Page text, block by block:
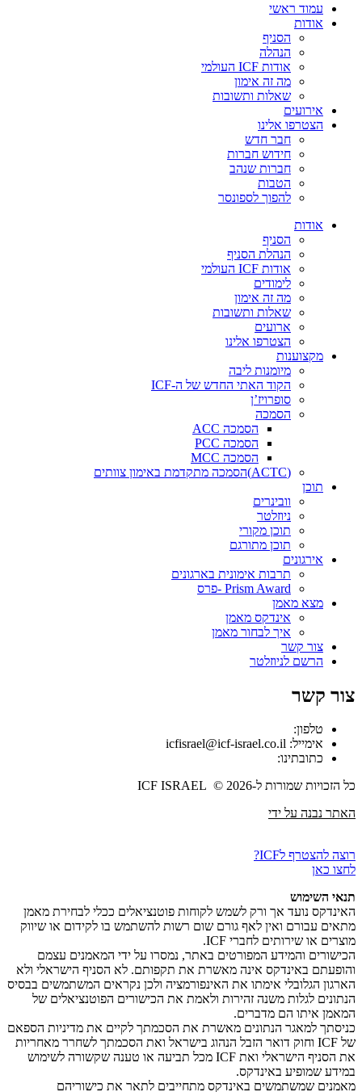
עמוד ראשי
אודות
הסניף
הנהלה
אודות ICF העולמי
מה זה אימון
שאלות ותשובות
אירועים
הצטרפו אלינו
חבר חדש
חידוש חברות
חברות שנהב
הטבות
להפוך לספונסר
אודות
הסניף
הנהלת הסניף
אודות ICF העולמי
לימודים
מה זה אימון
שאלות ותשובות
ארועים
הצטרפו אלינו
מקצוענות
מיומנות ליבה
הקוד האתי החדש של ה-ICF
סופרויז’ן
הסמכה
הסמכה ACC
הסמכה PCC
הסמכה MCC
(ACTC)הסמכה מתקדמת באימון צוותים
תוכן
וובינרים
ניוזלטר
תוכן מקורי
תוכן מתורגם
אירגונים
תרבות אימונית בארגונים
Prism Award -פרס
מצא מאמן
אינדקס מאמן
איך לבחור מאמן
צור קשר
הרשם לניוזלטר
צור קשר
טלפון:
אימייל: icfisrael@icf-israel.co.il
כתובתינו:
כל הזכויות שמורות ל-ICF ISRAEL © 2026
האתר נבנה על ידי
רוצה להצטרף לICF?
לחצו כאן
תנאי השימוש
האינדקס נועד אך ורק לשמש לקוחות פוטנציאלים ככלי לבחירת מאמן
מתאים עבורם ואין לאף גורם שום רשות להשתמש בו לקידום או שיווק
מוצרים או שירותים לחברי ICF.
הכישורים והמידע המפורטים באתר, נמסרו על ידי המאמנים עצמם
והופעתם באינדקס אינה מאשרת את תקפותם. לא הסניף הישראלי ולא
הארגון הגלובלי אימתו את האינפורמציה ולכן נקראים המשתמשים בבסיס
הנתונים לגלות משנה זהירות ולאמת את הכישורים הפוטנציאלים של
המאמן איתו הם מדברים.
כניסתך למאגר הנתונים מאשרת את הסכמתך לקיים את מדיניות הספאם
של ICF וחוק דואר הזבל הנהוג בישראל ואת הסכמתך לשחרר מאחריות
את הסניף הישראלי ואת ICF מכל תביעה או טענה שקשורה לשימוש
במידע שמופיע באינדקס.
מאמנים שמשתמשים באינדקס מתחייבים לתאר את כישוריהם